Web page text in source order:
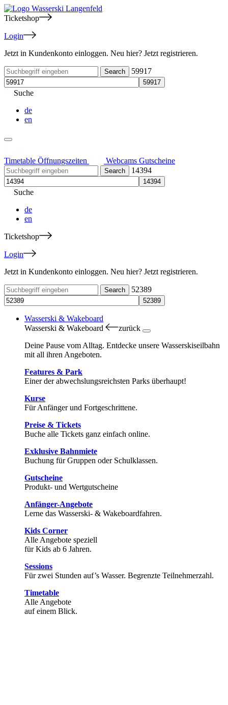
Ticketshop
Login
Jetzt in Kundenkonto einloggen. Neu hier? Jetzt registrieren.
59917
Suche
de
en
Timetable Öffnungszeiten Webcams Gutscheine
14394
Suche
de
en
Ticketshop
Login
Jetzt in Kundenkonto einloggen. Neu hier? Jetzt registrieren.
52389
Wasserski & Wakeboard
Wasserski & Wakeboard
zurück
Deine Pause vom Alltag. Entdecke unsere Wasserskiseilbahn
mit all ihren Angeboten.
Features & Park
Einer der abwechslungsreichsten Parks überhaupt!
Kurse
Für Anfänger und Fortgeschrittene.
Preise & Tickets
Buche alle Tickets ganz einfach online.
Exklusive Bahnmiete
Buchung für Gruppen oder Schulklassen.
Gutscheine
Produkt- und Wertgutscheine
Anfänger-Angebote
Lerne das Wasserski- & Wakeboardfahren.
Kids Corner
Alle Angebote speziell
für Kids ab 6 Jahren.
Sessions
Für zwei Stunden auf’s Wasser. Begrenzte Teilnehmerzahl.
Timetable
Alle Angebote
auf einem Blick.